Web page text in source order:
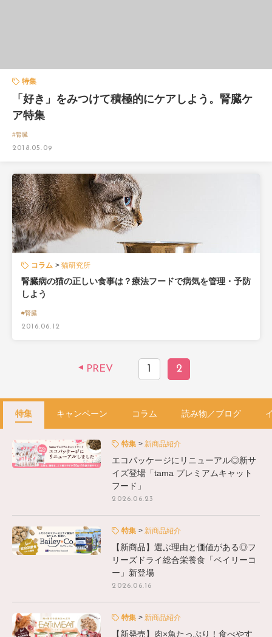
特集
「好き」をみつけて積極的にケアしよう。腎臓ケ
ア特集
#腎臓
2018.05.09
コラム 猫研究所
腎臓病の猫の正しい食事は？療法フードで病気を管理・予防
しよう
#腎臓
2016.06.12
PREV 1 2
特集 キャンペーン コラム 読み物／ブログ
特集 新商品紹介
エコパッケージにリニューアル◎新サ
イズ登場「tama プレミアムキャット
フード」
2026.06.23
特集 新商品紹介
【新商品】選ぶ理由と価値がある◎フ
リーズドライ総合栄養食「ベイリーコ
ー」新登場
2026.06.16
特集 新商品紹介
【新発売】肉×魚たっぷり！食べやす